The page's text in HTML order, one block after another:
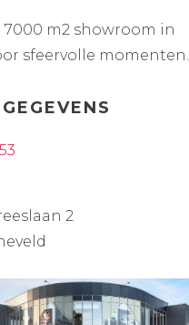
7000 m2 showroom in
sfeervolle momenten.
2